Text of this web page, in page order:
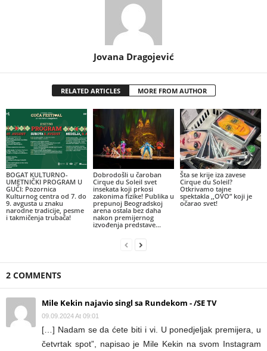
Jovana Dragojević
RELATED ARTICLES MORE FROM AUTHOR
BOGAT KULTURNO-
UMETNIČKI PROGRAM U
GUČI: Pozornica
Kulturnog centra od 7. do
9. avgusta u znaku
narodne tradicije, pesme
i takmičenja trubača!
Dobrodošli u čaroban
Cirque du Soleil svet
insekata koji prkosi
zakonima fizike! Publika u
prepunoj Beogradskoj
arena ostala bez daha
nakon premijernog
izvođenja predstave...
Šta se krije iza zavese
Cirque du Soleil?
Otkrivamo tajne
spektakla ,,OVO” koji je
očarao svet!
2 COMMENTS
Mile Kekin najavio singl sa Rundekom - /SE TV
09.09.2024 At 09:01
[…] Nadam se da ćete biti i vi. U ponedjeljak premijera, u
četvrtak spot”, napisao je Mile Kekin na svom Instagram